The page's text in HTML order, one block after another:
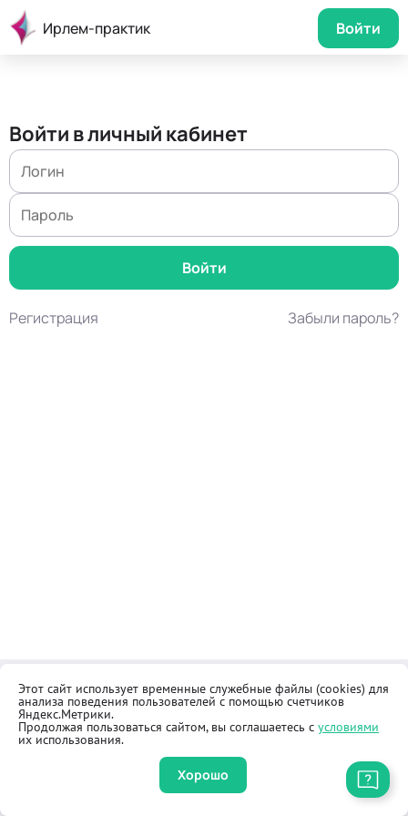
Ирлем-практик Войти
Войти в личный кабинет
Регистрация Забыли пароль?
Контакты
Как купить
Общественная приёмная
Реквизиты
Оферта
Правила продажи товаров
Этот сайт использует временные служебные файлы (cookies) для
анализа поведения пользователей с помощью счетчиков
Яндекс.Метрики.
Продолжая пользоваться сайтом, вы соглашаетесь с условиями
их использования.
Хорошо